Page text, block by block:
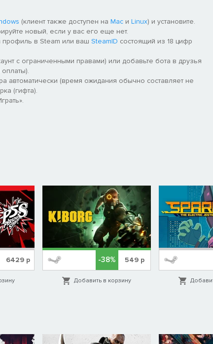
(клиент также доступен на Mac и Linux) и установите.
новый, если у вас его еще нет.
профиль в Steam или ваш SteamID состоящий из 18 цифр
с ограниченными правами) или добавьте бота в друзья
автоматически (время ожидания обычно составляет не
(гифта).
6429 р -38% 549р
Добавить в корзину